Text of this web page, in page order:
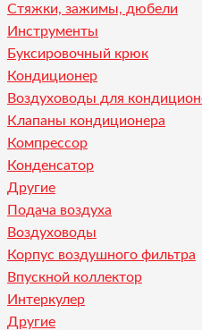
Стяжки, зажимы, дюбели
Инструменты
Буксировочный крюк
Кондиционер
Воздуховоды для
Клапаны кондиционера
Компрессор
Конденсатор
Другие
Подача воздуха
Воздуховоды
Корпус воздушного фильтра
Впускной коллектор
Интеркулер
Другие